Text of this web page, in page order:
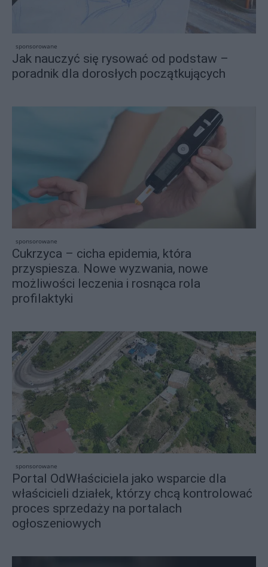
sponsorowane
Jak nauczyć się rysować od podstaw –
poradnik dla dorosłych początkujących
sponsorowane
Cukrzyca – cicha epidemia, która
przyspiesza. Nowe wyzwania, nowe
możliwości leczenia i rosnąca rola
profilaktyki
sponsorowane
Portal OdWłaściciela jako wsparcie dla
właścicieli działek, którzy chcą kontrolować
proces sprzedaży na portalach
ogłoszeniowych